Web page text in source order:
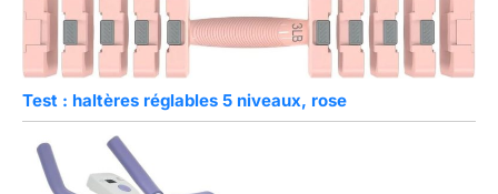
Test : haltères réglables 5 niveaux, rose